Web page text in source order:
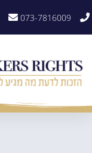
073-7816009